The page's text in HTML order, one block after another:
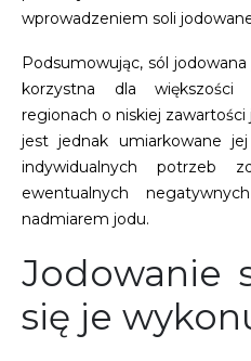
wprowadzeniem soli
Podsumowując, sól
korzystna dla
regionach o niskiej
jest jednak umiarkowane
indywidualnych potrzeb
ewentualnych
nadmiarem jodu.
Jodowanie
się je